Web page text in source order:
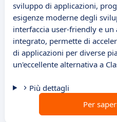
sviluppo di applicazioni,
esigenze moderne degli
interfaccia user-friendly e
integrato, permette di
di applicazioni per diverse
un'eccellente alternativa a
Più dettagli
Per